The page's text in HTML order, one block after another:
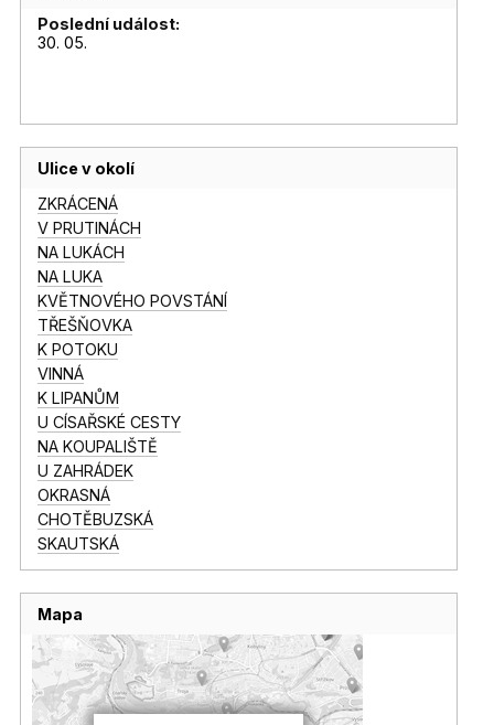
Poslední událost:
30. 05.
Ulice v okolí
ZKRÁCENÁ
V PRUTINÁCH
NA LUKÁCH
NA LUKA
KVĚTNOVÉHO POVSTÁNÍ
TŘEŠŇOVKA
K POTOKU
VINNÁ
K LIPANŮM
U CÍSAŘSKÉ CESTY
NA KOUPALIŠTĚ
U ZAHRÁDEK
OKRASNÁ
CHOTĚBUZSKÁ
SKAUTSKÁ
Mapa